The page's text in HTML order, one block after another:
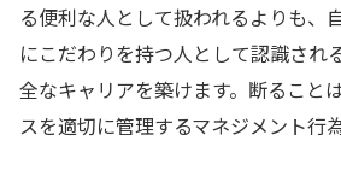
る便利な人として扱われるよりも、
にこだわりを持つ人として認識され
全なキャリアを築けます。断ること
スを適切に管理するマネジメント行